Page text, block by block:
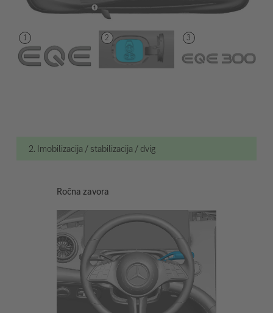
2. Imobilizacija / stabilizacija / dvig
Ročna zavora